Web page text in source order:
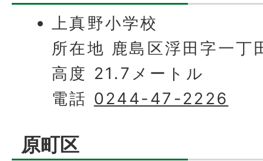
上真野小学校
所在地 鹿島区浮田字一丁
高度 21.7メートル
電話 0244-47-2226
原町区